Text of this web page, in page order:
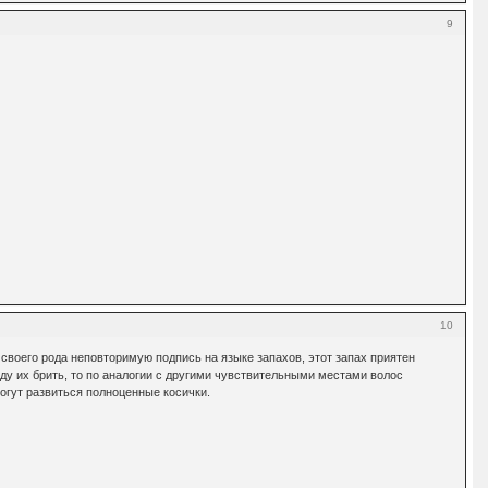
9
10
рода неповторимую подпись на языке запахов, этот запах приятен
их брить, то по аналогии с другими чувствительными местами волос
развиться полноценные косички.